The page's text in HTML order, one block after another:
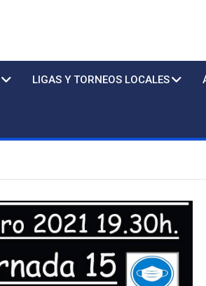
LIGAS Y TORNEOS LOCALES
Piscina Sto.